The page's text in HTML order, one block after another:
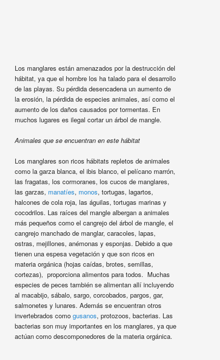
Los manglares están amenazados por la destrucción del
hábitat, ya que el hombre los ha talado para el desarrollo
de las playas. Su pérdida desencadena un aumento de
la erosión, la pérdida de especies animales, así como el
aumento de los daños causados por tormentas. En
muchos lugares es ilegal cortar un árbol de mangle.
Animales que se encuentran en este hábitat
Los manglares son ricos hábitats repletos de animales
como la garza blanca, el ibis blanco, el pelícano marrón,
las fragatas, los cormoranes, los cucos de manglares,
las garzas, manatíes, monos, tortugas, lagartos,
halcones de cola roja, las águilas, tortugas marinas y
cocodrilos. Las raíces del mangle albergan a animales
más pequeños como el cangrejo del árbol de mangle, el
cangrejo manchado de manglar, caracoles, lapas,
ostras, mejillones, anémonas y esponjas. Debido a que
tienen una espesa vegetación y que son ricos en
materia orgánica (hojas caídas, brotes, semillas,
cortezas), proporciona alimentos para todos. Muchas
especies de peces también se alimentan allí incluyendo
al macabijo, sábalo, sargo, corcobados, pargos, gar,
salmonetes y lunares. Además se encuentran otros
invertebrados como gusanos, protozoos, bacterias. Las
bacterias son muy importantes en los manglares, ya que
actúan como descomponedores de la materia orgánica.